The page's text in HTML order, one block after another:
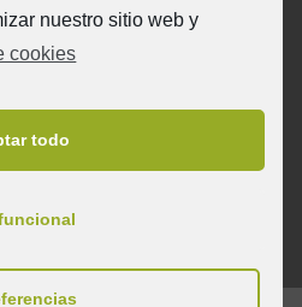
nuestro sitio web y
cookies
todo